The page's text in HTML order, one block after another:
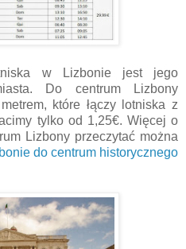
w Lizbonie jest jego
Do centrum Lizbony
które łączy lotniska z
tylko od 1,25€. Więcej o
Lizbony przeczytać można
do centrum historycznego